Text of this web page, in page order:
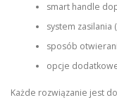
smart handle
system zasilania
sposób
opcje
Każde rozwiązanie jest